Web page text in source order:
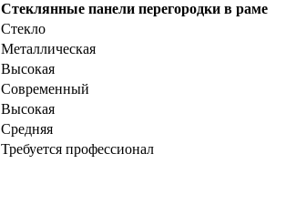
Стеклянные панели перегородки в раме
Стекло
Металлическая
Высокая
Современный
Высокая
Средняя
Требуется профессионал